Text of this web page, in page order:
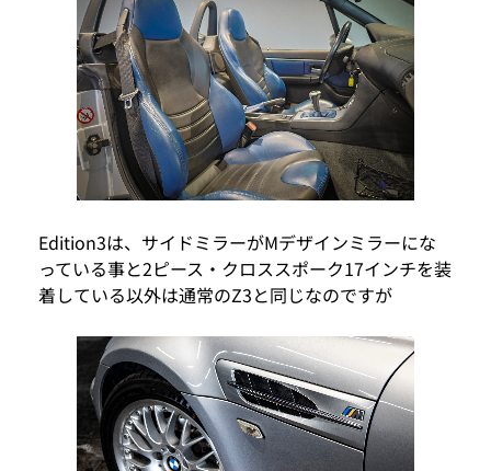
Edition3は、サイドミラーがMデザインミラーにな
っている事と2ピース・クロススポーク17インチを装
着している以外は通常のZ3と同じなのですが